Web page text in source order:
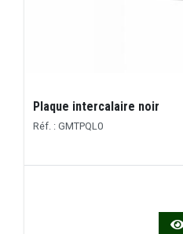
Plaque intercalaire noir
Réf. : GMTPQL0